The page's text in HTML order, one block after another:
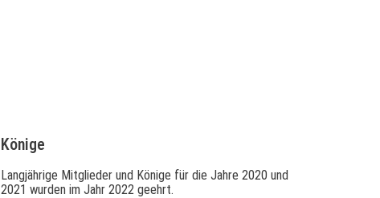
Könige
Langjährige Mitglieder und Könige für die Jahre 2020 und
2021 wurden im Jahr 2022 geehrt.